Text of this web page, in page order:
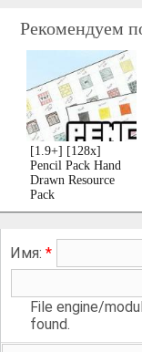
Рекомендуем
[1.9+] [128x]
Pencil Pack Hand
Drawn Resource
Pack
Имя: *
File engine/
found.